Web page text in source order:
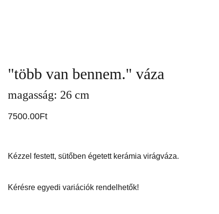
"több van bennem." váza
magasság: 26 cm
7500.00Ft
Kézzel festett, sütőben égetett kerámia virágváza.
Kérésre egyedi variációk rendelhetők!